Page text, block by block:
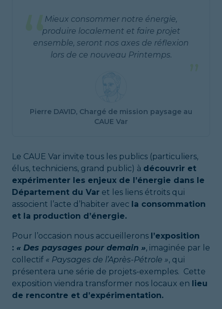
“Mieux consommer notre énergie,
produire localement et faire projet
ensemble, seront nos axes de réflexion
lors de ce nouveau Printemps.
Pierre DAVID, Chargé de mission paysage au
CAUE Var
Le CAUE Var invite tous les publics (particuliers,
élus, techniciens, grand public) à découvrir et
expérimenter les enjeux de l’énergie dans le
Département du Var et les liens étroits qui
associent l’acte d’habiter avec la consommation
et la production d’énergie.
Pour l’occasion nous accueillerons l’exposition
: « Des paysages pour demain », imaginée par le
collectif « Paysages de l’Après-Pétrole », qui
présentera une série de projets-exemples. Cette
exposition viendra transformer nos locaux en lieu
de rencontre et d’expérimentation.